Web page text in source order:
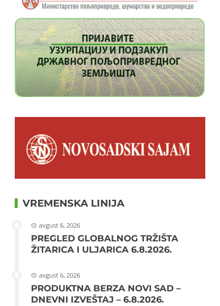
VREMENSKA LINIJA
avgust 6, 2026
PREGLED GLOBALNOG TRŽIŠTA
ŽITARICA I ULJARICA 6.8.2026.
avgust 6, 2026
PRODUKTNA BERZA NOVI SAD –
DNEVNI IZVEŠTAJ – 6.8.2026.